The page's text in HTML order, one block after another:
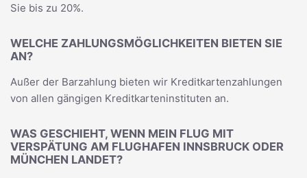
Sie bis zu 20%.
WELCHE ZAHLUNGSMÖGLICHKEITEN BIETEN SIE
AN?
Außer der Barzahlung bieten wir Kreditkartenzahlungen
von allen gängigen Kreditkarteninstituten an.
WAS GESCHIEHT, WENN MEIN FLUG MIT
VERSPÄTUNG AM FLUGHAFEN INNSBRUCK ODER
MÜNCHEN LANDET?